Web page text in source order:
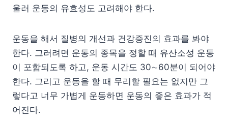
울러 운동의 유효성도 고려해야 한다.
운동을 해서 질병의 개선과 건강증진의 효과를 봐야
한다. 그러려면 운동의 종목을 정할 때 유산소성 운동
이 포함되도록 하고, 운동 시간도 30∼60분이 되어야
한다. 그리고 운동을 할 때 무리할 필요는 없지만 그
렇다고 너무 가볍게 운동하면 운동의 좋은 효과가 적
어진다.